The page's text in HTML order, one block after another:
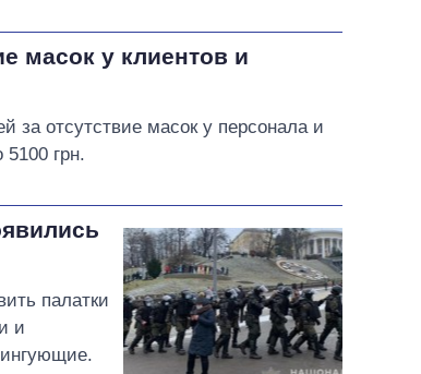
масок у клиентов и
за отсутствие масок у персонала и
грн.
палатки
и